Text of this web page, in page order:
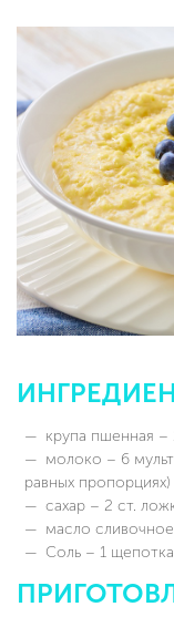
крупа пшенная –
молоко – 6
равных пропорциях)
сахар – 2 ст.
масло
Соль – 1 щепотка